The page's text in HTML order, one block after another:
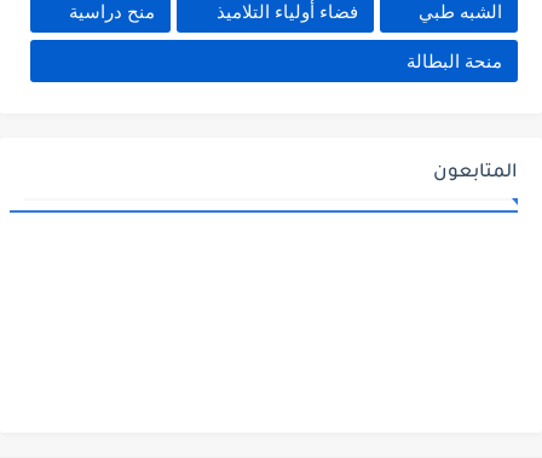
الشبه طبي فضاء أولياء التلاميذ منح دراسية
منحة البطالة
المتابعون